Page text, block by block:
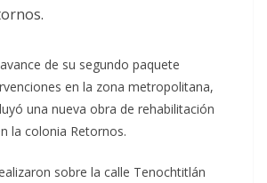
de su segundo paquete
en la zona metropolitana,
una nueva obra de rehabilitación
la colonia Retornos.
sobre la calle Tenochtitlán